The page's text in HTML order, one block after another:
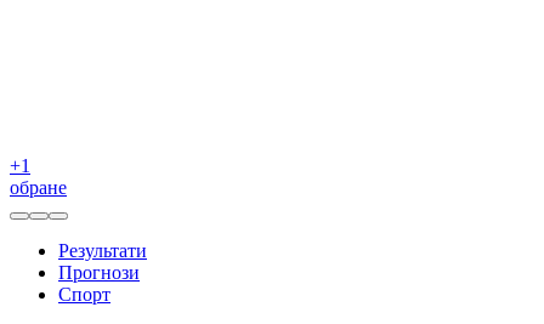
+1
обране
Результати
Прогнози
Спорт